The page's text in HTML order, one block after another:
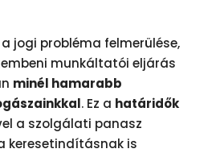
jogi probléma felmerülése,
munkáltatói eljárás
minél hamarabb
. Ez a határidők
a szolgálati panasz
keresetindításnak is